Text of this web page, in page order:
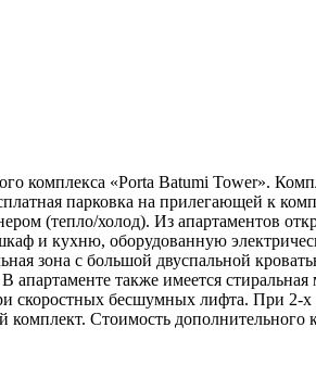
комплекса «Porta Batumi Tower».
парковка на прилегающей к
(тепло/холод). Из апартаментов
и кухню, оборудованную
зона с большой двуспальной
также имеется
скоростных бесшумных лифта. При 2-
Стоимость дополнительного